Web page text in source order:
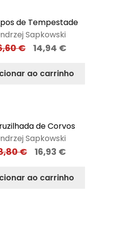
de Tempestade
Sapkowski
€ 14,94 €
ao carrinho
de Corvos
Sapkowski
€ 16,93 €
ao carrinho